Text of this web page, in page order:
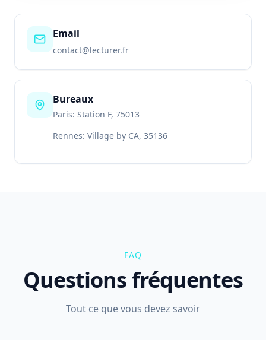
Email
contact@lecturer.fr
Bureaux
Paris: Station F, 75013
Rennes: Village by CA, 35136
FAQ
Questions fréquentes
Tout ce que vous devez savoir